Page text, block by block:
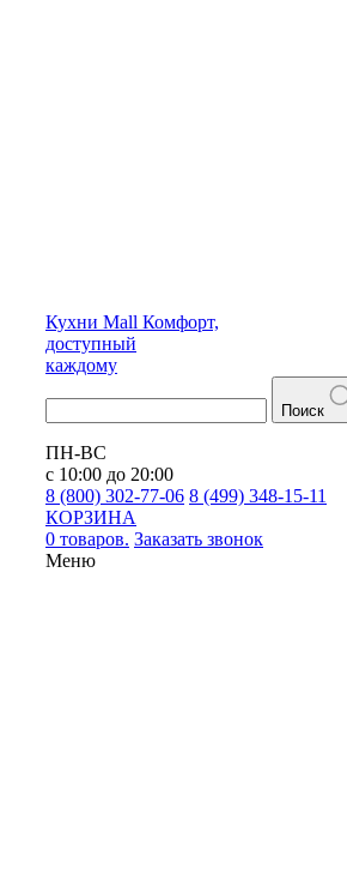
Кухни Mall Комфорт,
доступный
каждому
Поиск
ПН-ВС
с 10:00 до 20:00
8 (800) 302-77-06 8 (499) 348-15-11
КОРЗИНА
0 товаров. Заказать звонок
Меню